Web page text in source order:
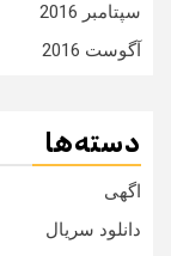
سپتامبر 2016
آگوست 2016
دسته‌ها
اگهی
دانلود سریال